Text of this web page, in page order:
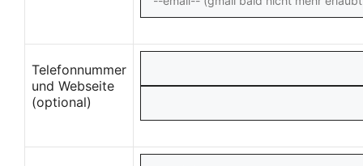
Telefonnummer
und Webseite
(optional)